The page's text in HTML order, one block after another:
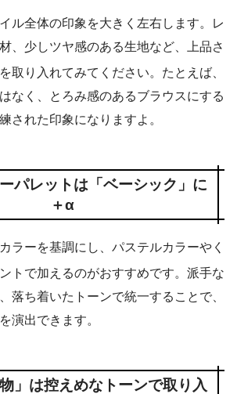
ル全体の印象を大きく左右します。レ
、少しツヤ感のある生地など、上品さ
取り入れてみてください。たとえば、
なく、とろみ感のあるブラウスにする
された印象になりますよ。
パレットは「ベーシック」に
＋α
ラーを基調にし、パステルカラーやく
トで加えるのがおすすめです。派手な
落ち着いたトーンで統一することで、
演出できます。
」は控えめなトーンで取り入